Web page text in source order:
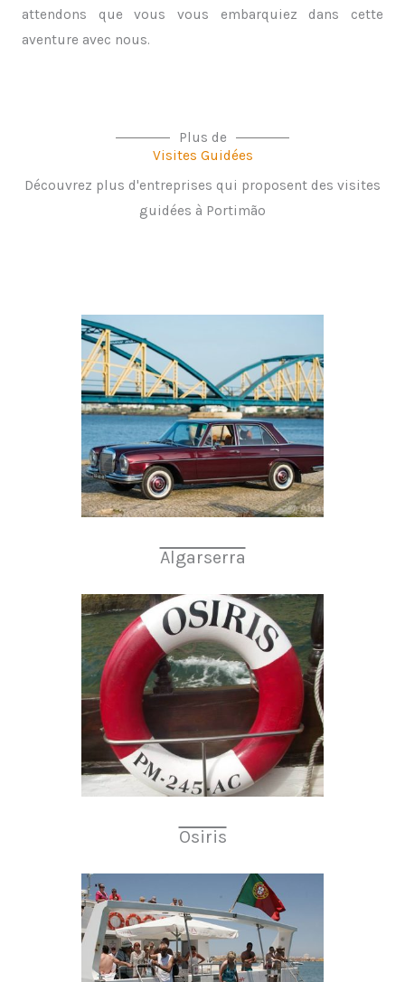
attendons que vous vous embarquiez dans cette
aventure avec nous.
Plus de
Visites Guidées
Découvrez plus d'entreprises qui proposent des visites
guidées à Portimão
Algarserra
Osiris